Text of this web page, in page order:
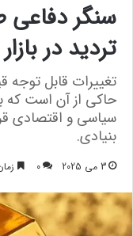
سنگر
تردید در
تغییرات قابل
حاکی از آن است که
سیاسی و اقتصادی
بنیادی.
3 می 2025 0